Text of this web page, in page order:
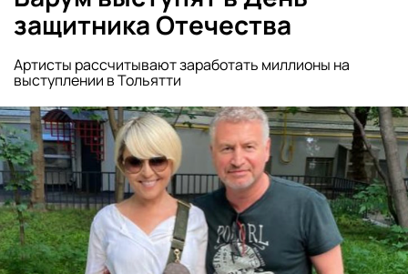
защитника Отечества
Артисты рассчитывают заработать миллионы на
выступлении в Тольятти